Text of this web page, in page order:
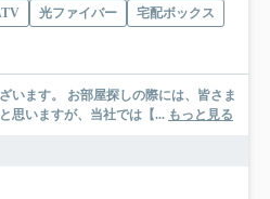
光ファイバー
宅配ボックス
際には、皆さま
思いますが、当社では【... もっと見る